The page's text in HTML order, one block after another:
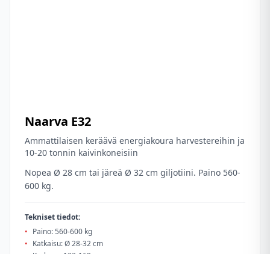
Naarva E32
Ammattilaisen keräävä energiakoura harvestereihin ja
10-20 tonnin kaivinkoneisiin
Nopea Ø 28 cm tai järeä Ø 32 cm giljotiini. Paino 560-
600 kg.
Tekniset tiedot:
• Paino: 560-600 kg
• Katkaisu: Ø 28-32 cm